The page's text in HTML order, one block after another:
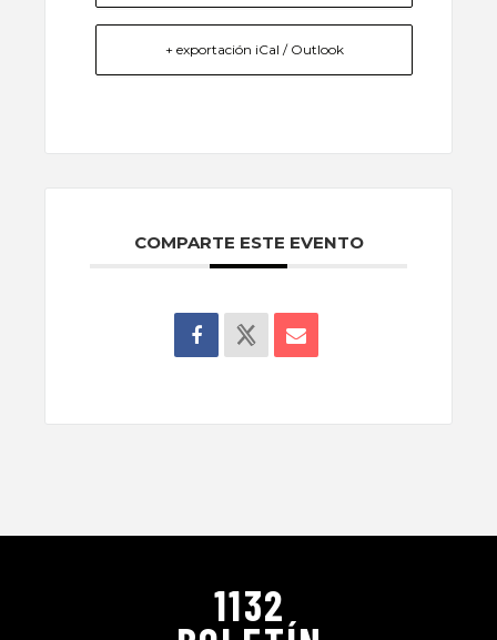
+ exportación iCal / Outlook
COMPARTE ESTE EVENTO
1132